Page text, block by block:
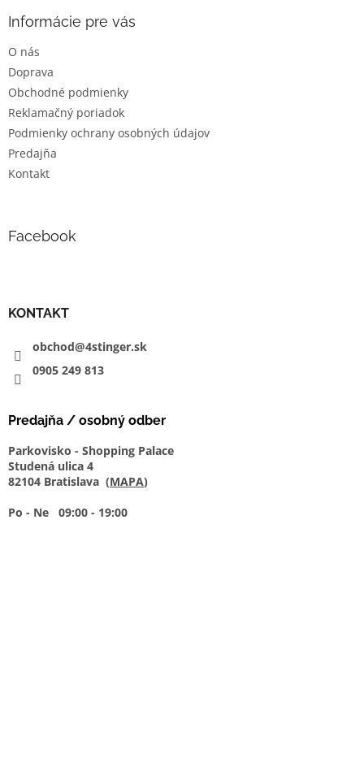
Informácie pre vás
O nás
Doprava
Obchodné podmienky
Reklamačný poriadok
Podmienky ochrany osobných údajov
Predajňa
Kontakt
Facebook
KONTAKT
obchod@4stinger.sk
0905 249 813
Predajňa / osobný odber
Parkovisko - Shopping Palace
Studená ulica 4
82104 Bratislava (MAPA)
Po - Ne 09:00 - 19:00